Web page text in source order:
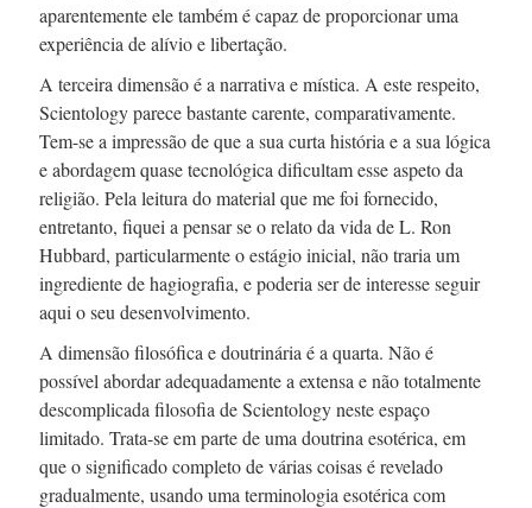
aparentemente ele também é capaz de proporcionar uma
experiência de alívio e libertação.
A terceira dimensão é a narrativa e mística. A este respeito,
Scientology parece bastante carente, comparativamente.
Tem-sea impressão de que a sua curta história e a sua lógica
e abordagem quase tecnológica dificultam esse aspeto da
religião. Pela leitura do material que me foi fornecido,
entretanto, fiquei a pensar se o relato da vida deL. Ron
Hubbard, particularmente o estágio inicial, não traria um
ingrediente de hagiografia, e poderia ser de interesse seguir
aqui o seu desenvolvimento.
A dimensão filosófica e doutrinária é a quarta. Não é
possível abordar adequadamente a extensa e não totalmente
descomplicada filosofia de Scientology neste espaço
limitado. Trata-seem parte de uma doutrina esotérica, em
que o significado completo de várias coisas é revelado
gradualmente, usando uma terminologia esotérica com